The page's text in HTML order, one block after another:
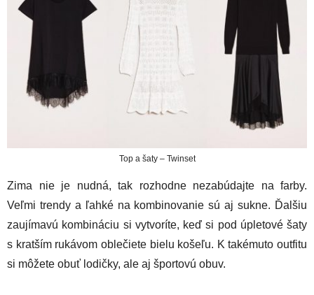
Top a šaty – Twinset
Zima nie je nudná, tak rozhodne nezabúdajte na farby.
Veľmi trendy a ľahké na kombinovanie sú aj sukne. Ďalšiu
zaujímavú kombináciu si vytvoríte, keď si pod úpletové šaty
s kratším rukávom oblečiete bielu košeľu. K takémuto outfitu
si môžete obuť lodičky, ale aj športovú obuv.